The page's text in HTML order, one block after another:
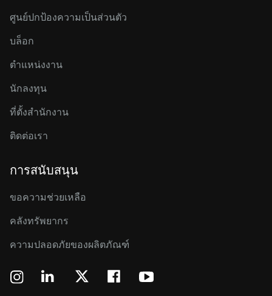
ศูนย์ปกป้องความเป็นส่วนตัว
บล็อก
ตำแหน่งงาน
นักลงทุน
ที่ตั้งสำนักงาน
ติดต่อเรา
การสนับสนุน
ขอความช่วยเหลือ
คลังทรัพยากร
ความปลอดภัยของผลิตภัณฑ์